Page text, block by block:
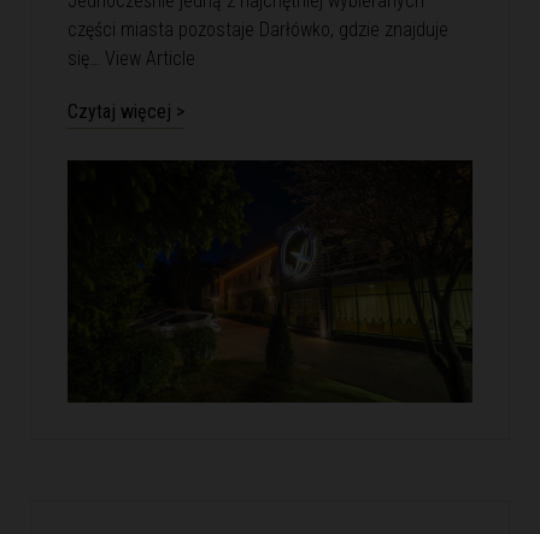
części miasta pozostaje Darłówko, gdzie znajduje
się… View Article
Czytaj więcej >